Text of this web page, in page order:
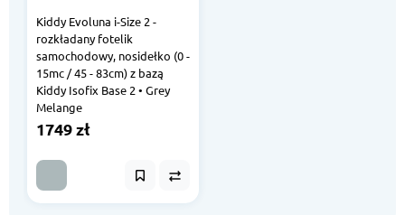
Kiddy Evoluna i-Size 2 -
rozkładany fotelik
samochodowy, nosidełko (0 -
15mc / 45 - 83cm) z bazą
Kiddy Isofix Base 2 • Grey
Melange
1749 zł